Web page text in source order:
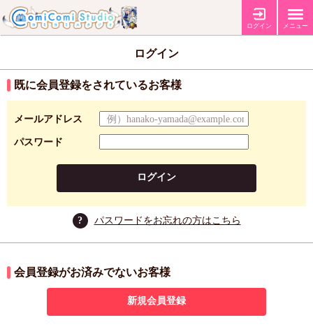
ログイン メニュー
ログイン
既に会員登録をされているお客様
メールアドレス
パスワード
ログイン
? パスワードをお忘れの方はこちら
会員登録がお済みでないお客様
新規会員登録